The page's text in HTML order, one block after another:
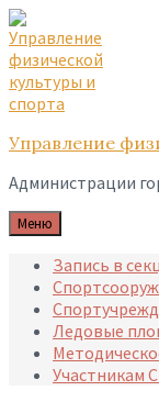
Skip
to
content
Skip
to
main
navigation
Skip
to
footer
Управление
Администрации
Меню
Запись в
Ледовые
Участникам